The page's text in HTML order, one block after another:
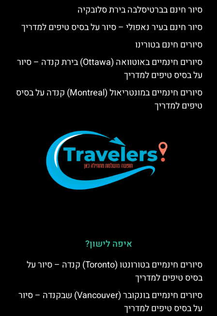
סיור חינם בברטיסלבה בירת סלובקיה
סיור חינם בעיר נאפולי – סיור על בסיס טיפים למדריך
סיורים חינם בטורינו
סיורים חינמיים באוטוואה (Ottawa) בירת קנדה – סיור
על בסיס טיפים למדריך
סיורים חינמיים במונטריאול (Montreal) קנדה על בסיס
טיפים למדריך
איפה לישון?
סיורים חינמיים בטורונטו (Toronto) קנדה – סיור על
בסיס טיפים למדריך
סיורים חינמיים בונקובר (Vancouver) שבקנדה – סיור
על בסיס טיפים למדריך